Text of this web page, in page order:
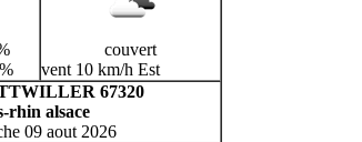
couvert
vent 10 km/h Est
67320
rhin alsace
09 aout 2026